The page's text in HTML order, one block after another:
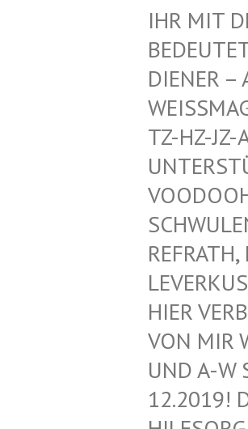
R MIT
DEUTET
ENER –
HZ-JZ-
RATH,
R
MIR
A-W
2019! DIE